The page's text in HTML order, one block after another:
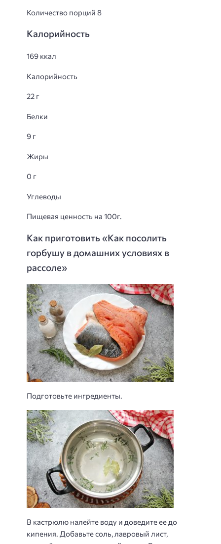
Количество порций 8
Калорийность
169 ккал
Калорийность
22 г
Белки
9 г
Жиры
0 г
Углеводы
Пищевая ценность на 100г.
Как приготовить «Как посолить
горбушу в домашних условиях в
рассоле»
Подготовьте ингредиенты.
В кастрюлю налейте воду и доведите ее до
кипения. Добавьте соль, лавровый лист,